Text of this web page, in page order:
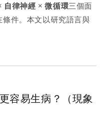
自律神經 × 微循環三個面
件。本文以研究語言與
容易生病？（現象